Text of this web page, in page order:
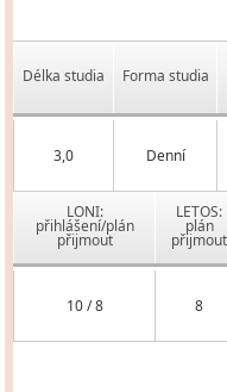
Délka studia Forma studia
3,0 Denní
LONI:
přihlášení/plán
přijmout
LETOS:
plán
přijmout
10 / 8 8